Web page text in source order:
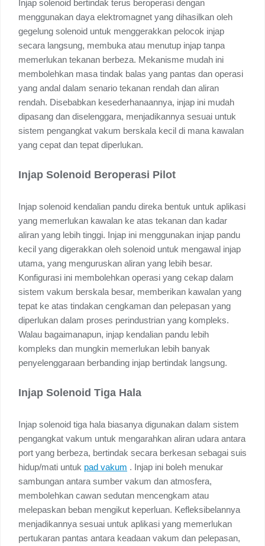
Injap solenoid bertindak terus beroperasi dengan
menggunakan daya elektromagnet yang dihasilkan oleh
gegelung solenoid untuk menggerakkan pelocok injap
secara langsung, membuka atau menutup injap tanpa
memerlukan tekanan berbeza. Mekanisme mudah ini
membolehkan masa tindak balas yang pantas dan operasi
yang andal dalam senario tekanan rendah dan aliran
rendah. Disebabkan kesederhanaannya, injap ini mudah
dipasang dan diselenggara, menjadikannya sesuai untuk
sistem pengangkat vakum berskala kecil di mana kawalan
yang cepat dan tepat diperlukan.
Injap Solenoid Beroperasi Pilot
Injap solenoid kendalian pandu direka bentuk untuk aplikasi
yang memerlukan kawalan ke atas tekanan dan kadar
aliran yang lebih tinggi. Injap ini menggunakan injap pandu
kecil yang digerakkan oleh solenoid untuk mengawal injap
utama, yang menguruskan aliran yang lebih besar.
Konfigurasi ini membolehkan operasi yang cekap dalam
sistem vakum berskala besar, memberikan kawalan yang
tepat ke atas tindakan cengkaman dan pelepasan yang
diperlukan dalam proses perindustrian yang kompleks.
Walau bagaimanapun, injap kendalian pandu lebih
kompleks dan mungkin memerlukan lebih banyak
penyelenggaraan berbanding injap bertindak langsung.
Injap Solenoid Tiga Hala
Injap solenoid tiga hala biasanya digunakan dalam sistem
pengangkat vakum untuk mengarahkan aliran udara antara
port yang berbeza, bertindak secara berkesan sebagai suis
hidup/mati untuk pad vakum . Injap ini boleh menukar
sambungan antara sumber vakum dan atmosfera,
membolehkan cawan sedutan mencengkam atau
melepaskan beban mengikut keperluan. Kefleksibelannya
menjadikannya sesuai untuk aplikasi yang memerlukan
pertukaran pantas antara keadaan vakum dan pelepasan,